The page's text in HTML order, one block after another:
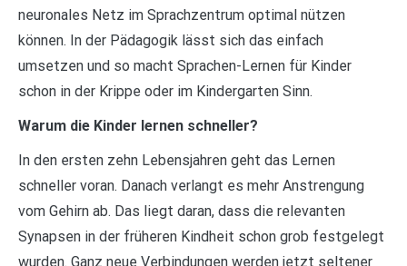
neuronales Netz im Sprachzentrum optimal nützen
können. In der Pädagogik lässt sich das einfach
umsetzen und so macht Sprachen-Lernen für Kinder
schon in der Krippe oder im Kindergarten Sinn.
Warum die Kinder lernen schneller?
In den ersten zehn Lebensjahren geht das Lernen
schneller voran. Danach verlangt es mehr Anstrengung
vom Gehirn ab. Das liegt daran, dass die relevanten
Synapsen in der früheren Kindheit schon grob festgelegt
wurden. Ganz neue Verbindungen werden jetzt seltener